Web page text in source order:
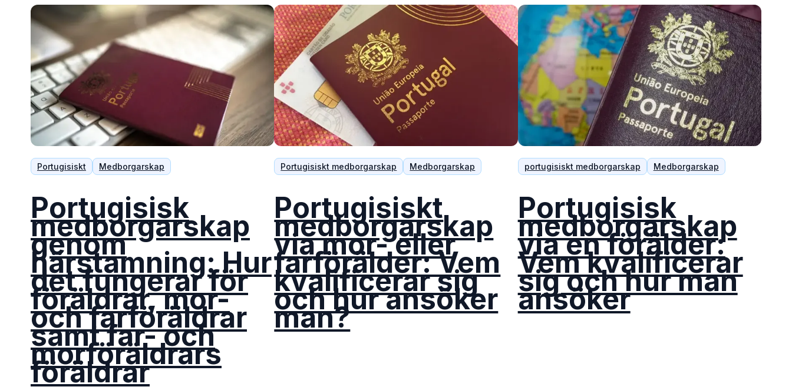
Portugisiskt Medborgarskap
Portugisisk
medborgarskap
genom
härstamning: Hur
det fungerar för
föräldrar, mor-
och farföräldrar
samt far- och
morföräldrars
föräldrar
Portugisiskt medborgarskap Medborgarskap
Portugisiskt
medborgarskap
via mor- eller
farförälder: Vem
kvalificerar sig
och hur ansöker
man?
portugisiskt medborgarskap Medborgarskap
Portugisisk
medborgarskap
via en förälder:
Vem kvalificerar
sig och hur man
ansöker